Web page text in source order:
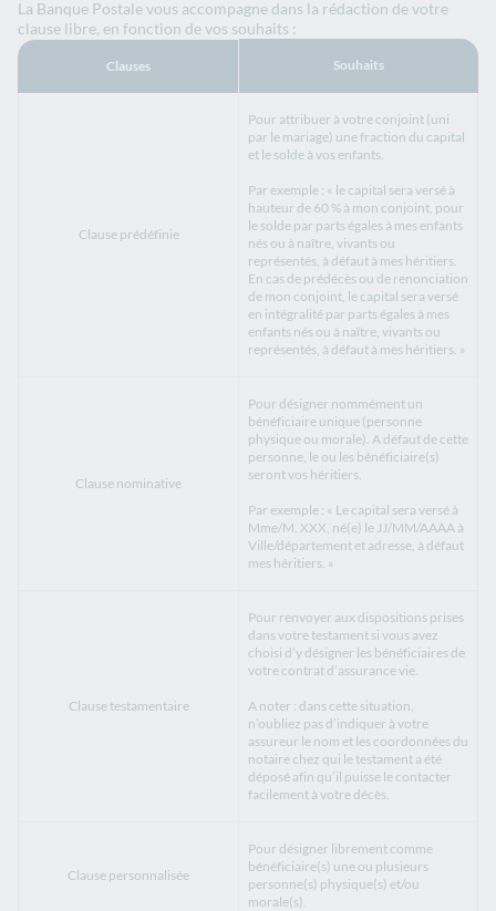
La Banque Postale vous accompagne dans la rédaction de votre
clause libre, en fonction de vos souhaits :
Clauses Souhaits
Clause prédéfinie
Pour attribuer à votre conjoint (uni
par le mariage) une fraction du capital
et le solde à vos enfants.
Par exemple : « le capital sera versé à
hauteur de 60 % à mon conjoint, pour
le solde par parts égales à mes enfants
nés ou à naître, vivants ou
représentés, à défaut à mes héritiers.
En cas de prédécès ou de renonciation
de mon conjoint, le capital sera versé
en intégralité par parts égales à mes
enfants nés ou à naître, vivants ou
représentés, à défaut à mes héritiers. »
Clause nominative
Pour désigner nommément un
bénéficiaire unique (personne
physique ou morale). A défaut de cette
personne, le ou les bénéficiaire(s)
seront vos héritiers.
Par exemple : « Le capital sera versé à
Mme/M. XXX, né(e) le JJ/MM/AAAA à
Ville/département et adresse, à défaut
mes héritiers. »
Clause testamentaire
Pour renvoyer aux dispositions prises
dans votre testament si vous avez
choisi d’y désigner les bénéficiaires de
votre contrat d’assurance vie.
A noter : dans cette situation,
n’oubliez pas d’indiquer à votre
assureur le nom et les coordonnées du
notaire chez qui le testament a été
déposé afin qu’il puisse le contacter
facilement à votre décès.
Clause personnalisée
Pour désigner librement comme
bénéficiaire(s) une ou plusieurs
personne(s) physique(s) et/ou
morale(s).